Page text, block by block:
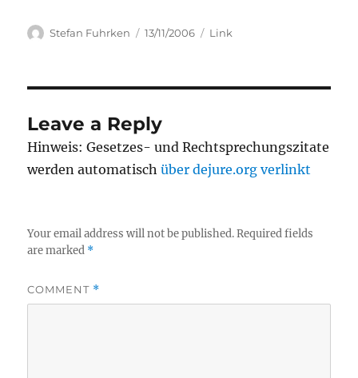
Author
Stefan Fuhrken
Posted
13/11/2006 Categories
Link
Leave a Reply
Hinweis: Gesetzes- und Rechtsprechungszitate
werden automatischüber dejure.org verlinkt
Your email address will not be published. Required fields
are marked *
COMMENT *